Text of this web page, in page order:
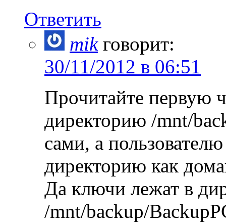
Ответить
mik говорит:
30/11/2012 в 06:51
Прочитайте первую
директорию /mnt/
сами, а
директорию как
Да ключи лежат в
/mnt/backup/